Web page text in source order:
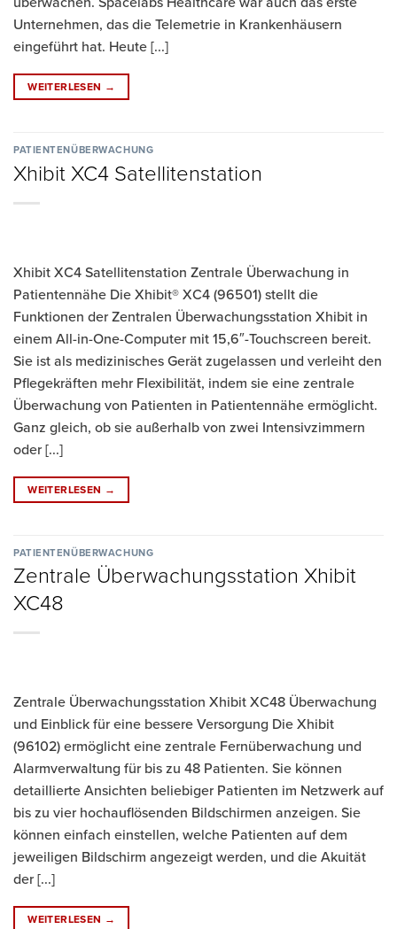
Unternehmen, das die Telemetrie in Krankenhäusern
eingeführt hat. Heute [...]
WEITERLESEN →
PATIENTENÜBERWACHUNG
Xhibit XC4 Satellitenstation
Xhibit XC4 Satellitenstation Zentrale Überwachung in
Patientennähe Die Xhibit® XC4 (96501) stellt die
Funktionen der Zentralen Überwachungsstation Xhibit in
einem All-in-One-Computer mit 15,6″-Touchscreen bereit.
Sie ist als medizinisches Gerät zugelassen und verleiht den
Pflegekräften mehr Flexibilität, indem sie eine zentrale
Überwachung von Patienten in Patientennähe ermöglicht.
Ganz gleich, ob sie außerhalb von zwei Intensivzimmern
oder [...]
WEITERLESEN →
PATIENTENÜBERWACHUNG
Zentrale Überwachungsstation Xhibit
XC48
Zentrale Überwachungsstation Xhibit XC48 Überwachung
und Einblick für eine bessere Versorgung Die Xhibit
(96102) ermöglicht eine zentrale Fernüberwachung und
Alarmverwaltung für bis zu 48 Patienten. Sie können
detaillierte Ansichten beliebiger Patienten im Netzwerk auf
bis zu vier hochauflösenden Bildschirmen anzeigen. Sie
können einfach einstellen, welche Patienten auf dem
jeweiligen Bildschirm angezeigt werden, und die Akuität
der [...]
WEITERLESEN →